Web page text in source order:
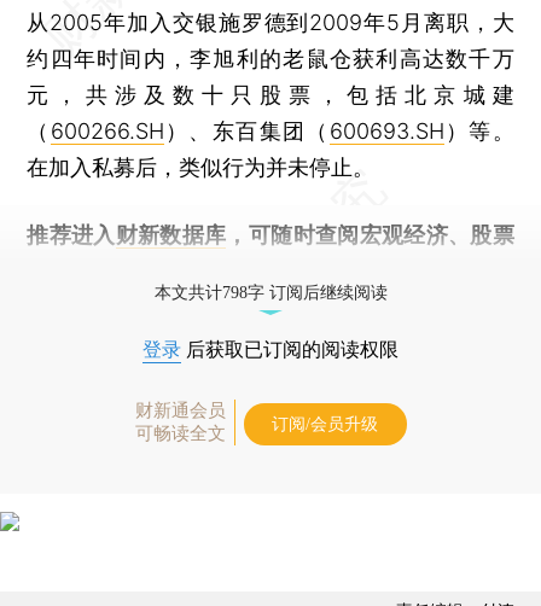
从2005年加入交银施罗德到2009年5月离职，大
约四年时间内，李旭利的老鼠仓获利高达数千万
元，共涉及数十只股票，包括北京城建
（ 600266.SH ）、东百集团（ 600693.SH ）等。
在加入私募后，类似行为并未停止。
推荐进入 财新数据库 ，可随时查阅宏观经济、股票
本文共计798字 订阅后继续阅读
登录 后获取已订阅的阅读权限
财新通会员
可畅读全文
订阅/会员升级